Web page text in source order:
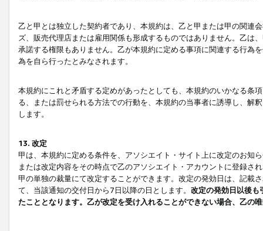
乙と甲とは独立した契約者であり、本規約は、乙と甲または甲の関連
ズ、販売代理店または雇用関係も形成するものではありません。乙は
承諾する権限もありません。乙が本規約に定める事項に関連する行為
為を自ら行ったとみなされます。
本規約にこれと矛盾する定めがあったとしても、本規約のいかなる条
る、または罰せられる方法での行動を、本規約の当事者に誘導し、解
します。
13. 改定
甲は、本規約に定める条件を、アソシエイト・サイト上に改定のお知
または改定内容をその時点で乙のアソシエイト・アカウントに登録さ
甲の単独の裁量にて改定することができます。改定の発効日は、記載
て、当該通知の交付日から7日以降の日とします。 改定の発効日以後も
たこととなります。乙が改定を受け入れることができない場合、乙の